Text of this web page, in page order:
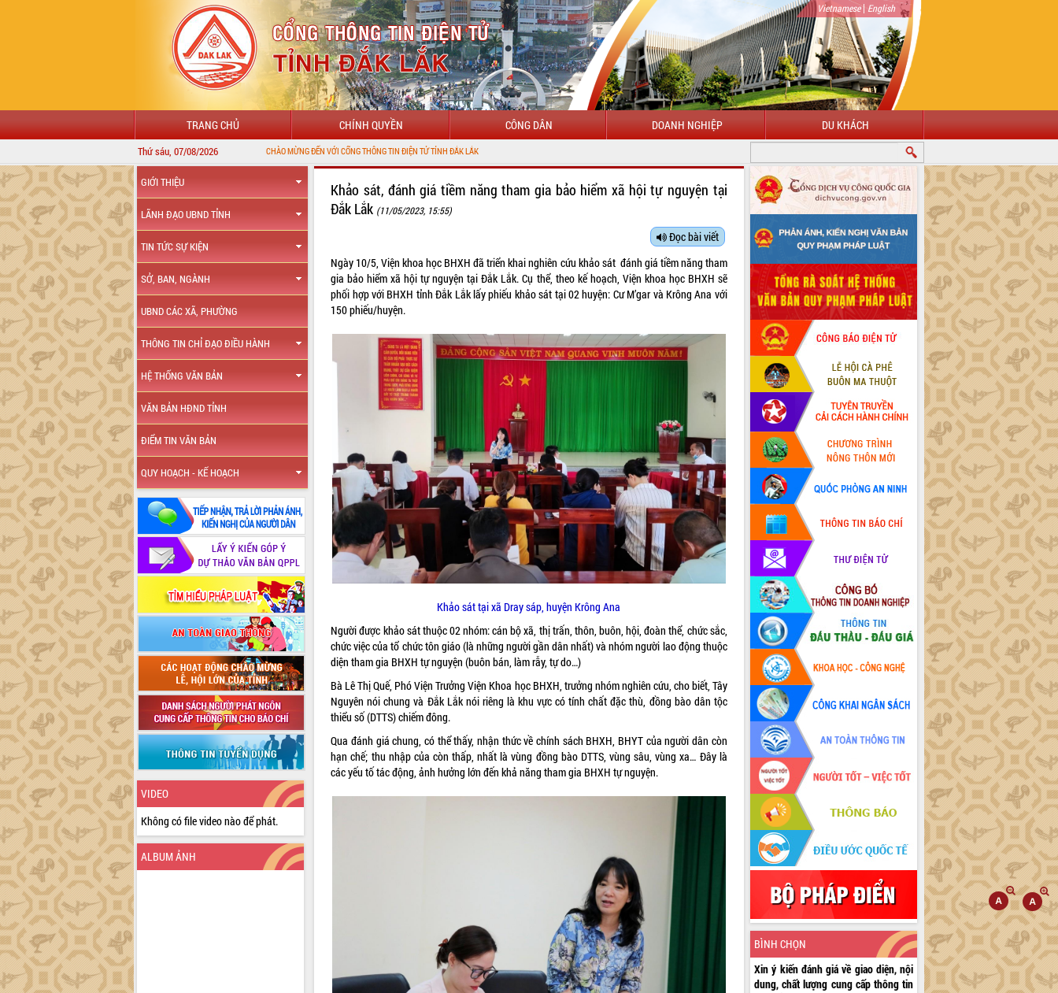
Vietnamese| English
TRANG CHỦ CHÍNH QUYỀN CÔNG DÂN DOANH NGHIỆP DU KHÁCH
Thứ sáu, 07/08/2026CHÀO MỪNG ĐẾN VỚI CỔNG THÔNG TIN ĐIỆN TỬ TỈNH ĐẮK LẮK
GIỚI THIỆU
LÃNH ĐẠO UBND TỈNH
TIN TỨC SỰ KIỆN
SỞ, BAN, NGÀNH
UBND CÁC XÃ, PHƯỜNG
THÔNG TIN CHỈ ĐẠO ĐIỀU HÀNH
HỆ THỐNG VĂN BẢN
VĂN BẢN HĐND TỈNH
ĐIỂM TIN VĂN BẢN
QUY HOẠCH - KẾ HOẠCH
VIDEO
Không có file video nào để phát.
ALBUM ẢNH
Khảo sát, đánh giá tiềm năng tham gia bảo hiểm xã hội tự nguyện tại
Đắk Lắk (11/05/2023, 15:55)
Đọc bài viết
Ngày 10/5, Viện khoa học BHXH đã triển khai nghiên cứu khảo sát đánh giá tiềm năng tham
gia bảo hiểm xã hội tự nguyện tại Đắk Lắk. Cụ thể, theo kế hoạch, Viện khoa học BHXH sẽ
phối hợp với BHXH tỉnh Đắk Lắk lấy phiếu khảo sát tại 02 huyện: Cư M’gar và Krông Ana với
150 phiếu/huyện.
Khảo sát tại xã Dray sáp, huyện Krông Ana
Người được khảo sát thuộc 02 nhóm: cán bộ xã, thị trấn, thôn, buôn, hội, đoàn thể, chức sắc,
chức việc của tổ chức tôn giáo (là những người gần dân nhất) và nhóm người lao động thuộc
diện tham gia BHXH tự nguyện (buôn bán, làm rẫy, tự do…)
Bà Lê Thị Quế, Phó Viện Trưởng Viện Khoa học BHXH, trưởng nhóm nghiên cứu, cho biết, Tây
Nguyên nói chung và Đắk Lắk nói riêng là khu vực có tính chất đặc thù, đồng bào dân tộc
thiểu số (DTTS) chiếm đông.
Qua đánh giá chung, có thể thấy, nhận thức về chính sách BHXH, BHYT của người dân còn
hạn chế; thu nhập của còn thấp, nhất là vùng đồng bào DTTS, vùng sâu, vùng xa… Đây là
các yếu tố tác động, ảnh hưởng lớn đến khả năng tham gia BHXH tự nguyện.
BÌNH CHỌN
Xin ý kiến đánh giá về giao diện, nội
dung, chất lượng cung cấp thông tin